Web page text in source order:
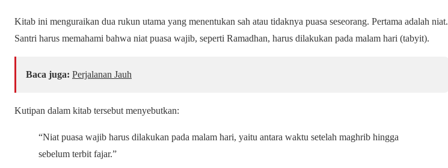
Kitab ini menguraikan dua rukun utama yang menentukan sah atau tidaknya puasa seseorang. Pertama adalah niat.
Santri harus memahami bahwa niat puasa wajib, seperti Ramadhan, harus dilakukan pada malam hari (tabyit).
Baca juga: Perjalanan Jauh
Kutipan dalam kitab tersebut menyebutkan:
“Niat puasa wajib harus dilakukan pada malam hari, yaitu antara waktu setelah maghrib hingga
sebelum terbit fajar.”